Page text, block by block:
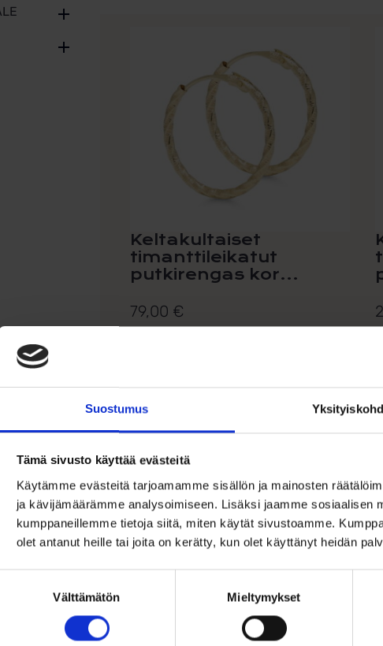
Suostumus
Tämä sivusto käyttää evästeitä
Käytämme evästeitä tarjoamamme sisällön ja mainosten
ja kävijämäärämme analysoimiseen. Lisäksi jaamme sosiaalisen
kumppaneillemme tietoja siitä, miten käytät sivustoamme.
olet antanut heille tai joita on kerätty, kun olet käyttänyt heidän
Välttämätön Mieltymykset
Keltakultaiset
timanttileikatut
putkirengas kor...
79,00 €
Lisää toivelistalle